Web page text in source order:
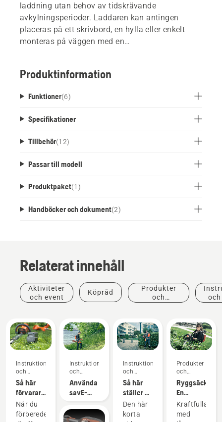
laddning utan behov av tidskrävande
avkylningsperioder. Laddaren kan antingen
placeras på ett skrivbord, en hylla eller enkelt
monteras på väggen med en
Produktinformation
Funktioner(6)
Specifikationer
Tillbehör(12)
Passar till modell
Produktpaket(1 )
Handböcker och dokument(2)
Relaterat innehåll
Aktiviteter
och event
Köpråd
Produkter
och
Instruktioner
och
guider
Så här
förvarar
du
Husqvarna-
När du
förbereder
Instruktioner
och
guider
Använda
savE-
en
Instruktioner
och
guider
Så här
ställer du
in och
monterar
Den här
korta
Produkter
och
innovationer
En
revolution
för
Kraftfulla
med